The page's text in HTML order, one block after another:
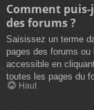
Comment
des forums ?
Saisissez un terme
pages des forums
accessible en
toutes les pages du
Haut